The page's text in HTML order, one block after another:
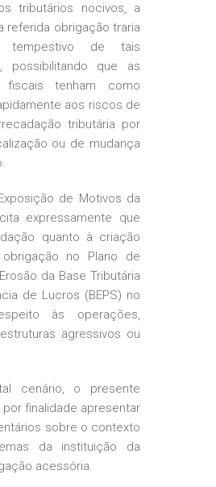
tributários nocivos, a
referida obrigação traria
de tais
possibilitando que as
fiscais tenham como
aos riscos de
tributária por
ou de mudança
de Motivos da
expressamente que
quanto à criação
no Plano de
da Base Tributária
de Lucros (BEPS) no
às operações,
agressivos ou
cenário, o presente
finalidade apresentar
sobre o contexto
da instituição da
acessória.